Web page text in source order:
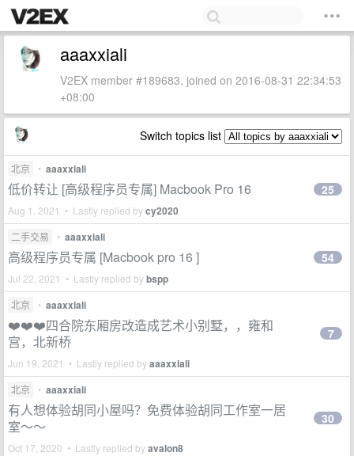
aaaxxiali
V2EX member #189683, joined on 2016-08-31 22:34:53
+08:00
Switch topics list
北京 • aaaxxiali
低价转让 [高级程序员专属] Macbook Pro 16
Aug 1, 2021 • Lastly replied bycy2020
25
二手交易 • aaaxxiali
高级程序员专属 [Macbook pro 16 ]
Jul 22, 2021 • Lastly replied bybspp
54
北京 • aaaxxiali
❤️❤️❤️四合院东厢房改造成艺术小别墅，，雍和
宫，北新桥
Jun 19, 2021 • Lastly replied byaaaxxiali
7
北京 • aaaxxiali
有人想体验胡同小屋吗？免费体验胡同工作室一居
室～～
Oct 17, 2020 • Lastly replied byavalon8
30